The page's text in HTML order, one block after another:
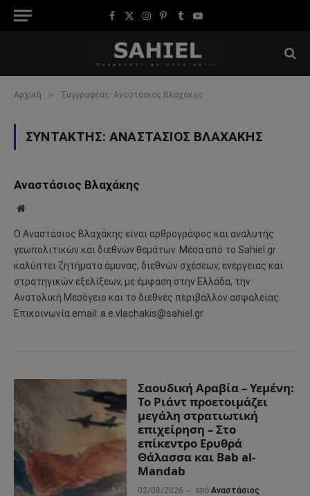
Facebook
X
Instagram
Pinterest
TumblrYouTube
Αρχική » Συγγραφέας: Αναστάσιος Βλαχάκης
ΣΥΝΤΆΚΤΗΣ:ΑΝΑΣΤΆΣΙΟΣ ΒΛΑΧΆΚΗΣ
Αναστάσιος Βλαχάκης
Website
Ο Αναστάσιος Βλαχάκης είναι αρθρογράφος και αναλυτής
γεωπολιτικών και διεθνών θεμάτων. Μέσα από το Sahiel.gr
καλύπτει ζητήματα άμυνας, διεθνών σχέσεων, ενέργειας και
στρατηγικών εξελίξεων, με έμφαση στην Ελλάδα, την
Ανατολική Μεσόγειο και το διεθνές περιβάλλον ασφαλείας.
Επικοινωνία email: a.e.vlachakis@sahiel.gr
Σαουδική Αραβία – Υεμένη:
Το Ριάντ προετοιμάζει
μεγάλη στρατιωτική
επιχείρηση – Στο
επίκεντρο Ερυθρά
Θάλασσα και Bab al-
Mandab
02/08/2026 από Αναστάσιος